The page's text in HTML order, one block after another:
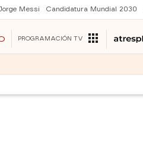
Messi Candidatura Mundial 2030
PROGRAMACIÓN TV